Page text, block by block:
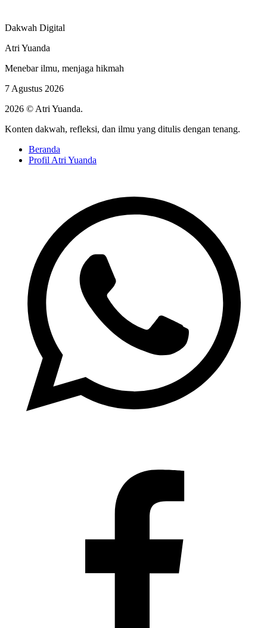
Dakwah Digital
Atri Yuanda
Menebar ilmu, menjaga hikmah
7 Agustus 2026
2026 © Atri Yuanda.
Konten dakwah, refleksi, dan ilmu yang ditulis dengan tenang.
Beranda
Profil Atri Yuanda